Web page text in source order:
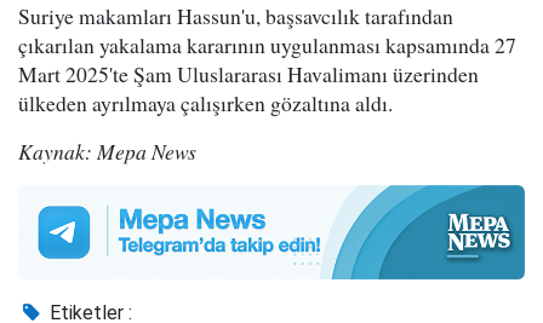
Suriye makamları Hassun'u, başsavcılık tarafından
çıkarılan yakalama kararının uygulanması kapsamında 27
Mart 2025'te Şam Uluslararası Havalimanı üzerinden
ülkeden ayrılmaya çalışırken gözaltına aldı.
Kaynak: Mepa News
Etiketler :